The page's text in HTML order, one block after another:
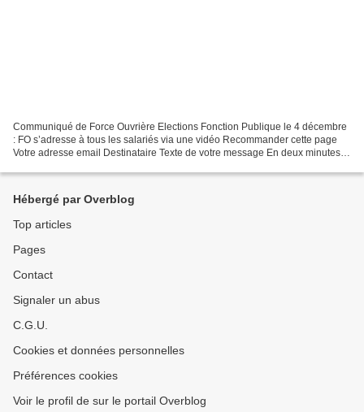
Communiqué de Force Ouvrière Elections Fonction Publique le 4 décembre
: FO s’adresse à tous les salariés via une vidéo Recommander cette page
Votre adresse email Destinataire Texte de votre message En deux minutes
Hébergé par Overblog
Top articles
Pages
Contact
Signaler un abus
C.G.U.
Cookies et données personnelles
Préférences cookies
Voir le profil de sur le portail Overblog